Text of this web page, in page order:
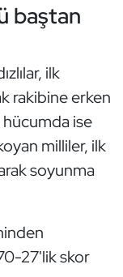
baştan
ilk
rakibine erken
ise
milliler, ilk
soyunma
27'lik skor